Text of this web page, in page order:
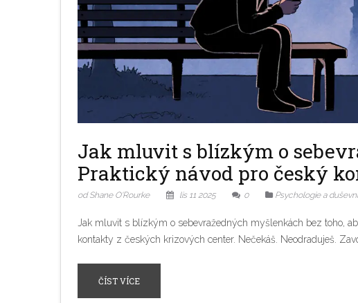
Jak mluvit s blízkým o
Praktický návod pro český
od Shane O'Rourke lis 11 2025 0 Psychologie a
Jak mluvit s blízkým o sebevražedných myšlenkách bez toho,
kontakty z českých krizových center. Nečekáš. Neodraduješ.
ČÍST VÍCE